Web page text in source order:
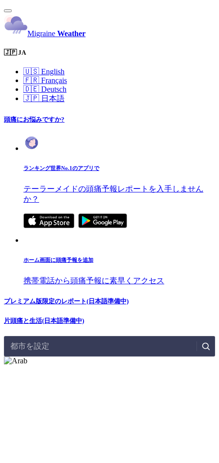
Migraine Weather
🇯🇵 JA
🇺🇸 English
🇫🇷 Français
🇩🇪 Deutsch
🇯🇵 日本語
頭痛にお悩みですか?
ランキング世界No.1のアプリで
テーラーメイドの頭痛予報レポートを入手しません
か？
ホーム画面に頭痛予報を追加
携帯電話から頭痛予報に素早くアクセス
プレミアム版限定のレポート(日本語準備中)
片頭痛と生活(日本語準備中)
都市を設定